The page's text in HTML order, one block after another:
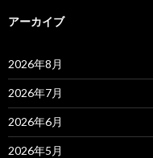
アーカイブ
2026年8月
2026年7月
2026年6月
2026年5月